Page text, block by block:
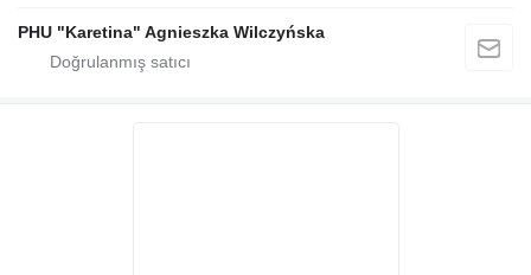
PHU "Karetina" Agnieszka Wilczyńska